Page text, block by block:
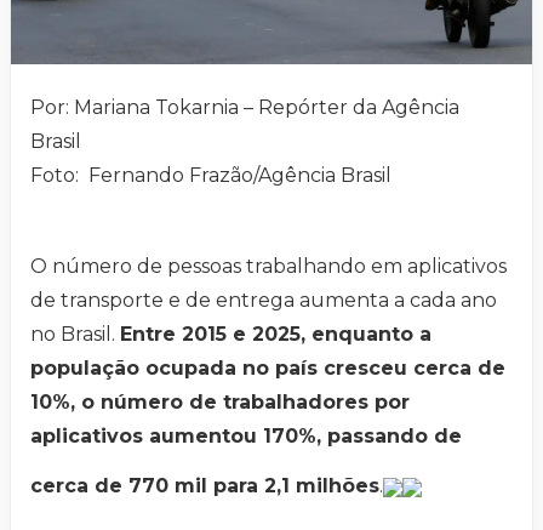
Por: Mariana Tokarnia – Repórter da Agência
Brasil
Foto: Fernando Frazão/Agência Brasil
O número de pessoas trabalhando em aplicativos
de transporte e de entrega aumenta a cada ano
no Brasil. Entre 2015 e 2025, enquanto a
população ocupada no país cresceu cerca de
10%, o número de trabalhadores por
aplicativos aumentou 170%, passando de
cerca de 770 mil para 2,1 milhões.